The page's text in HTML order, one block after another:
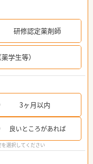
研修認定薬剤師
学生等）
3ヶ月以内
良いところがあれば
選択してください